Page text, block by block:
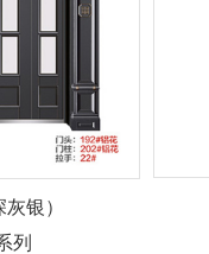
银）
列